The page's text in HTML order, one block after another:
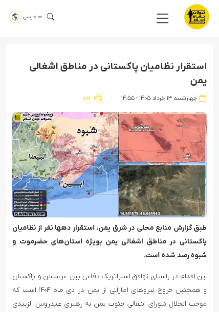
فارسی
استقرار نظامیان پاکستانی در مناطق اشغالی
یمن
چهارشنبه ۱۳ خرداد ۱۴۰۵ - ۱۴:۵۵
طبق گزارش منابع محلی در شرق یمن، استقرار دهها نفر از نظامیان
پاکستانی در مناطق اشغالی یمن بویژه استان‌های حضرموت و
شبوه رصد شده است‌.
این اقدام در راستای توافق استراتژیک دفاعی بین عربستان و پاکستان
و همچنین خروج نیروهای اماراتی از یمن در دی ماه ۱۴۰۴ است که
موجب انحلال شورای انتقالی جنوب یمن به رهبری عیدروس الزبیدی